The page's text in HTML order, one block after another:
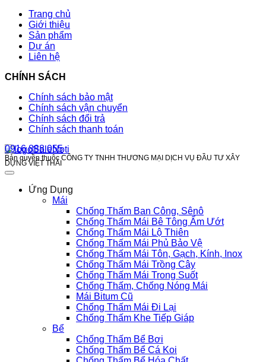
Trang chủ
Giới thiệu
Sản phẩm
Dự án
Liên hệ
CHÍNH SÁCH
Chính sách bảo mật
Chính sách vận chuyển
Chính sách đổi trả
Chính sách thanh toán
0916 888 055
Bản quyền thuộc CÔNG TY TNHH THƯƠNG MẠI DỊCH VỤ ĐẦU TƯ XÂY
DỰNG VIỆT THÁI
Ứng Dụng
Mái
Chống Thấm Ban Công, Sênô
Chống Thấm Mái Bê Tông Ẩm Ướt
Chống Thấm Mái Lộ Thiên
Chống Thấm Mái Phủ Bảo Vệ
Chống Thấm Mái Tôn, Gạch, Kính, Inox
Chống Thấm Mái Trồng Cây
Chống Thấm Mái Trong Suốt
Chống Thấm, Chống Nóng Mái
Mái Bitum Cũ
Chống Thấm Mái Đi Lại
Chống Thấm Khe Tiếp Giáp
Bể
Chống Thấm Bể Bơi
Chống Thấm Bể Cá Koi